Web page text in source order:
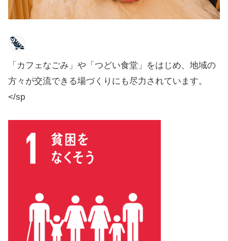
「カフェなごみ」や「つどい食堂」をはじめ、地域の
方々が交流できる場づくりにも尽力されています。
</sp